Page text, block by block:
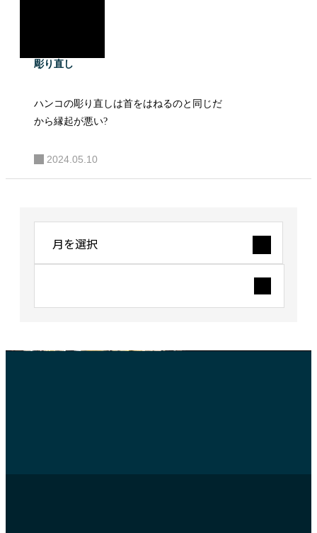
彫り直し
ハンコの彫り直しは首をはねるのと同じだ
から縁起が悪い?
2024.05.10
ちのものづくりの姿勢をまとめていま 象牙の価値と魅力を深